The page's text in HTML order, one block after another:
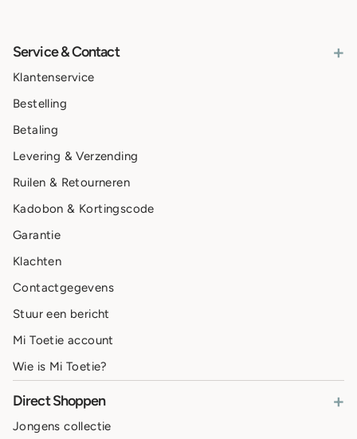
Service & Contact +
Klantenservice
Bestelling
Betaling
Levering & Verzending
Ruilen & Retourneren
Kadobon & Kortingscode
Garantie
Klachten
Contactgegevens
Stuur een bericht
Mi Toetie account
Wie is Mi Toetie?
Direct Shoppen +
Jongens collectie